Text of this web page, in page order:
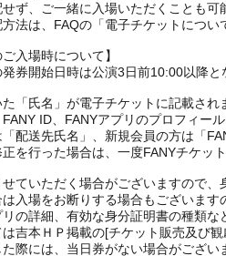
ず、ご一緒に入場いただくことも可
法は、FAQの「電子チケットについ
入場時について】
券開始日時は公演3日前10:00以降と
「氏名」が電子チケットに記載され
ID、FANYアプリのプロフィー
「配送先氏名」、新規会員の方は「
を行った場合は、一度FANYチケ
ていただく場合がございますので、
入場をお断りする場合もございます
の詳細、有効な身分証明書の種類
吉本ＨＰ掲載の[チケット販売及び観
際には、当日券がない場合がござい